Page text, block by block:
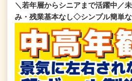
＼若年層からシニアまで活躍中／
み・残業基本なし◇シンプル簡単な